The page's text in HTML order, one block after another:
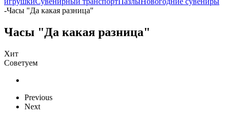
-Часы "Да какая разница"
Часы "Да какая разница"
Хит
Советуем
Previous
Next